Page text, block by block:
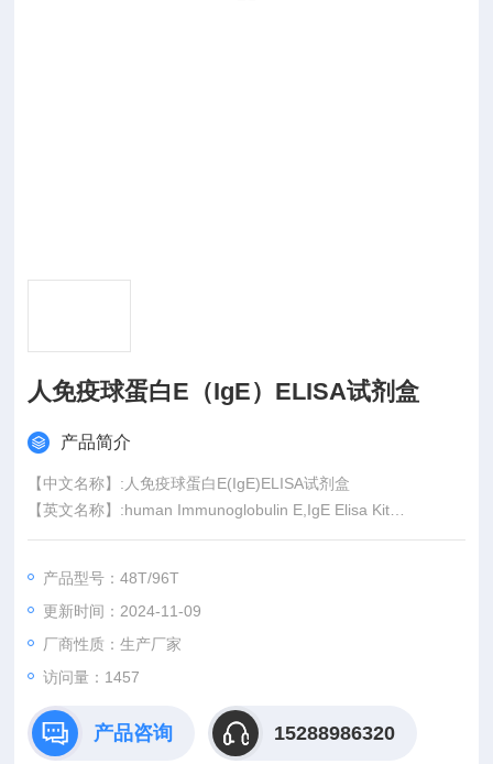
人免疫球蛋白E（IgE）ELISA试剂盒
产品简介
【中文名称】:人免疫球蛋白E(IgE)ELISA试剂盒
【英文名称】:human Immunoglobulin E,IgE Elisa Kit
【产品规格】:48T/96T
格有异
【适用范围】:此试剂盒仅用于科研试验,研究用于临床.
产品型号：48T/96T
更新时间：2024-11-09
厂商性质：生产厂家
访问量：1457
产品咨询 15288986320